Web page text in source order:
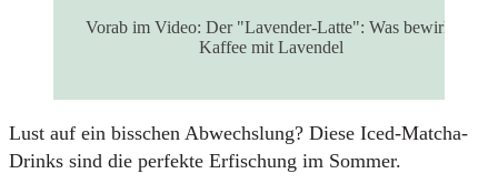
Vorab im Video: Der "Lavender-Latte": Was bewirkt
Kaffee mit Lavendel
Lust auf ein bisschen Abwechslung? Diese Iced-Matcha-
Drinks sind die perfekte Erfischung im Sommer.